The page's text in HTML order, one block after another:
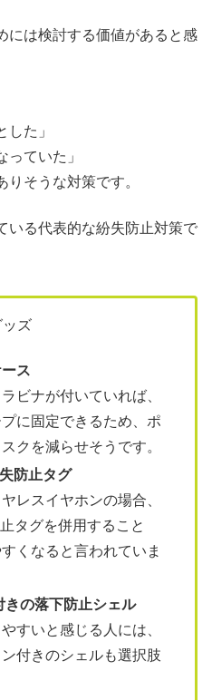
には検討する価値があると感
した」
っていた」
そうな対策です。
いる代表的な紛失防止対策で
ズ
ス
ビナが付いていれば、
に固定できるため、ポ
クを減らせそうです。
防止タグ
レスイヤホンの場合、
タグを併用すること
くなると言われていま
きの落下防止シェル
すいと感じる人には、
付きのシェルも選択肢